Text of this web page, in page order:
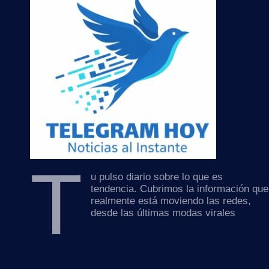
T
u pulso diario sobre lo que es
tendencia. Cubrimos la información que
realmente está moviendo las redes,
desde las últimas modas virales